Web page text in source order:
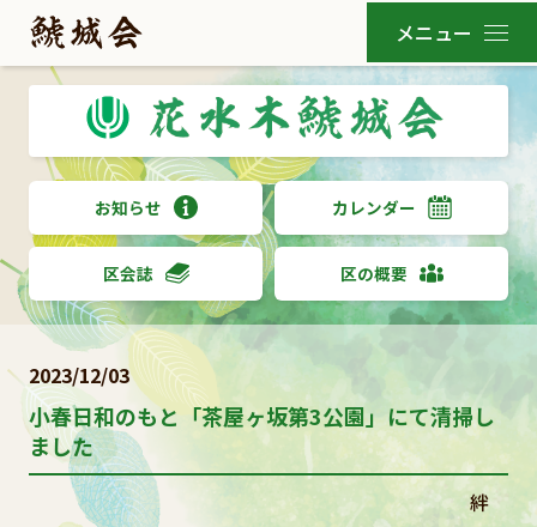
お知らせ カレンダー
区会誌 区の概要
2023/12/03
小春日和のもと「茶屋ヶ坂第3公園」にて清掃し
ました
絆